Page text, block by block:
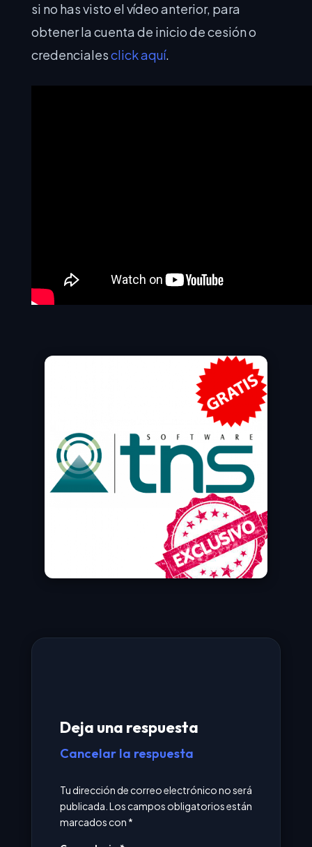
si no has visto el vídeo anterior, para
obtener la cuenta de inicio de cesión o
credencialesclick aquí.
Deja una respuesta
Cancelar la respuesta
Tu dirección de correo electrónico no será
publicada. Los campos obligatorios están
marcados con *